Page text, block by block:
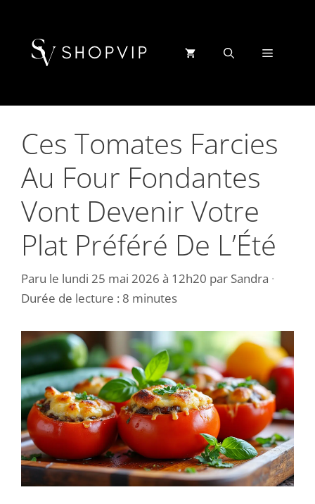
contenu
Menu
Ces Tomates Farcies
Au Four Fondantes
Vont Devenir Votre
Plat Préféré De L’Été
Paru le lundi 25 mai 2026 à 12h20 par Sandra ·
Durée de lecture : 8 minutes